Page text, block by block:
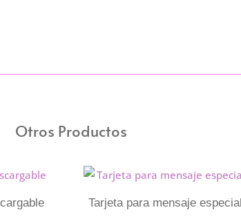
Otros Productos
Tarjeta para mensaje especial